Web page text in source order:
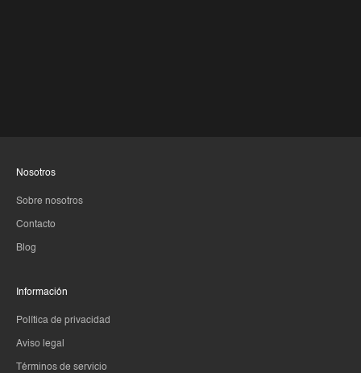
Nosotros
Sobre nosotros
Contacto
Blog
Información
Política de privacidad
Aviso legal
Términos de servicio